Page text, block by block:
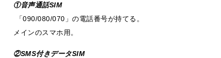
①音声通話SIM
「090/080/070」の電話番号が持てる。
メインのスマホ用。
②SMS付きデータSIM